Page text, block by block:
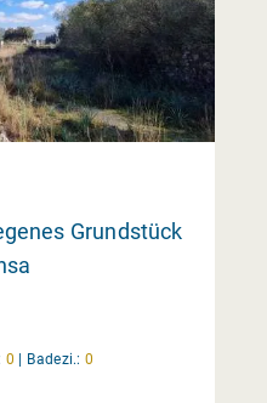
Grundstück
0 | Badezi.: 0